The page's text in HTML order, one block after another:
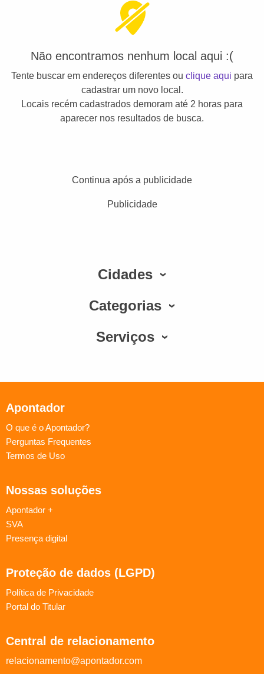
Não encontramos nenhum local aqui :(
Tente buscar em endereços diferentes ou clique aqui para
cadastrar um novo local.
Locais recém cadastrados demoram até 2 horas para
aparecer nos resultados de busca.
Continua após a publicidade
Publicidade
Cidades
Categorias
Serviços
Apontador
O que é o Apontador?
Perguntas Frequentes
Termos de Uso
Nossas soluções
Apontador +
SVA
Presença digital
Proteção de dados (LGPD)
Política de Privacidade
Portal do Titular
Central de relacionamento
relacionamento@apontador.com